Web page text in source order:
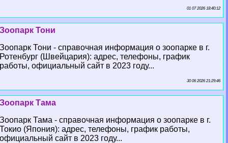
01 07 2026 18:40:12
Зоопарк Тони
Зоопарк Тони - справочная информация о зоопарке в г.
Ротенбург (Швейцария): адрес, телефоны, график
работы, официальный сайт в 2023 году...
30 06 2026 21:29:46
Зоопарк Тама
Зоопарк Тама - справочная информация о зоопарке в г.
Токио (Япония): адрес, телефоны, график работы,
официальный сайт в 2023 году...